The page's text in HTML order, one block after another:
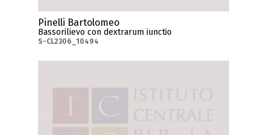
Pinelli Bartolomeo
Bassorilievo con dextrarum iunctio
S-CL2306_10494